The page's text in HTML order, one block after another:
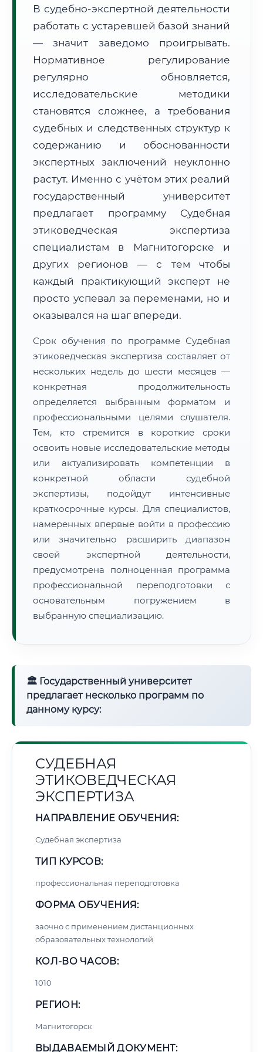
Формат учебы:
Дистанционно
🗺️ Зона обслуживания: г. Магнитогорск
Расчет логистики оригиналов:
• Маршрут транзита: ~1 559 км
• Экспресс-доставка СДЭК / Почтой:
2–3 рабочих дня
📜 Документы и аккредитация ФИС ФРДО
🔍Нажмите на документ для увеличения и просмотра
В судебно-экспертной деятельности
работать с устаревшей базой знаний
— значит заведомо проигрывать.
Нормативное регулирование
регулярно обновляется,
исследовательские методики
становятся сложнее, а требования
судебных и следственных структур к
содержанию и обоснованности
экспертных заключений неуклонно
растут. Именно с учётом этих реалий
государственный университет
предлагает программу Судебная
этиковедческая экспертиза
специалистам в Магнитогорске и
других регионов — с тем чтобы
каждый практикующий эксперт не
просто успевал за переменами, но и
оказывался на шаг впереди.
Срок обучения по программе Судебная
этиковедческая экспертиза составляет от
нескольких недель до шести месяцев —
конкретная продолжительность
определяется выбранным форматом и
профессиональными целями слушателя.
Тем, кто стремится в короткие сроки
освоить новые исследовательские методы
или актуализировать компетенции в
конкретной области судебной
экспертизы, подойдут интенсивные
краткосрочные курсы. Для специалистов,
намеренных впервые войти в профессию
или значительно расширить диапазон
своей экспертной деятельности,
предусмотрена полноценная программа
профессиональной переподготовки с
основательным погружением в
выбранную специализацию.
🏛 Государственный университет
предлагает несколько программ по
данному курсу:
СУДЕБНАЯ
ЭТИКОВЕДЧЕСКАЯ
ЭКСПЕРТИЗА
НАПРАВЛЕНИЕ ОБУЧЕНИЯ:
Судебная экспертиза
ТИП КУРСОВ:
профессиональная переподготовка
ФОРМА ОБУЧЕНИЯ:
заочно с применением дистанционных
образовательных технологий
КОЛ-ВО ЧАСОВ:
1010
РЕГИОН:
Магнитогорск
ВЫДАВАЕМЫЙ ДОКУМЕНТ: